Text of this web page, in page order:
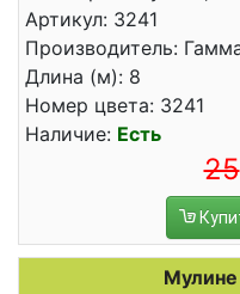
Артикул: 3241
Производитель:
Длина (м): 8
Номер цвета: 3241
Наличие: Есть
25